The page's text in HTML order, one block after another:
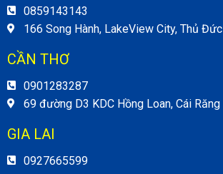
0859143143
166 Song Hành, LakeView City, Thủ Đức
CẦN THƠ
0901283287
69 đường D3 KDC Hồng Loan, Cái Răng
GIA LAI
0927665599